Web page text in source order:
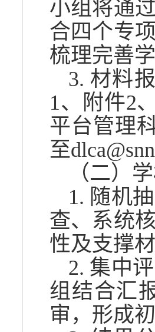
小组将通
合四个专
梳理完善
3. 材料
1、附件2
平台管理
至
（二）
1. 随机
查、系统
性及支撑
2. 集中
组结合汇
审，形成